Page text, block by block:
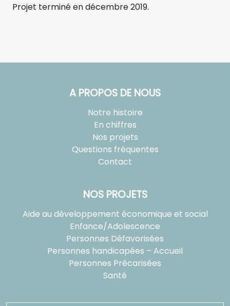
Projet terminé en décembre 2019.
A PROPOS DE NOUS
Notre histoire
En chiffres
Nos projets
Questions fréquentes
Contact
NOS PROJETS
Aide au développement économique et social
Enfance/Adolescence
Personnes Défavorisées
Personnes handicapées – Accueil
Personnes Précarisées
Santé